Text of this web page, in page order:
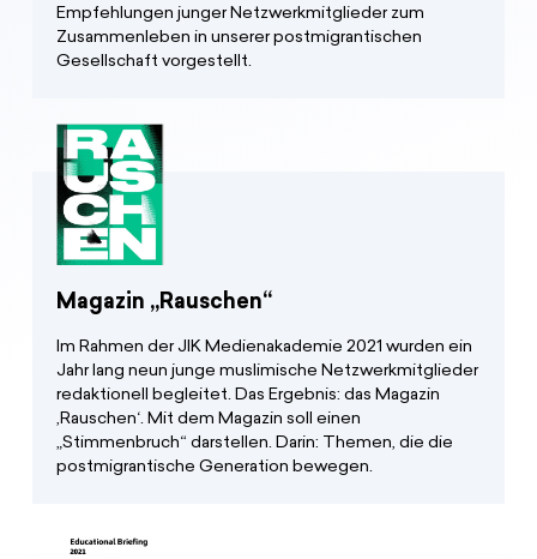
Empfehlungen junger Netzwerkmitglieder zum
Zusammenleben in unserer postmigrantischen
Gesellschaft vorgestellt.
Magazin „Rauschen“
Im Rahmen der JIK Medienakademie 2021 wurden ein
Jahr lang neun junge muslimische Netzwerkmitglieder
redaktionell begleitet. Das Ergebnis: das Magazin
‚Rauschen‘. Mit dem Magazin soll einen
„Stimmenbruch“ darstellen. Darin: Themen, die die
postmigrantische Generation bewegen.